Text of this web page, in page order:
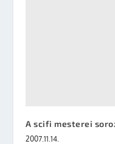
A scifi mesterei
2007.11.14.